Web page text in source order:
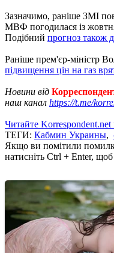
Зазначимо, раніше ЗМІ
МВФ погодилася із
Подібний прогноз також
Раніше прем'єр-міністр
підвищення цін на газ
Новини від
наш канал https://t.me/
Читайте
ТЕГИ: Кабмин Украины,
Якщо ви помітили
натисніть Ctrl + Enter,